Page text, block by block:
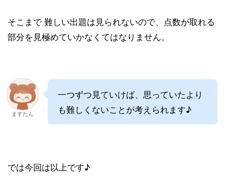
そこまで 難しい出題は見られないので、点数が取れる
部分を見極めていかなくてはなりません。
ますたん
一つずつ見ていけば、思っていたより
も難しくないことが考えられます♪
では今回は以上です♪